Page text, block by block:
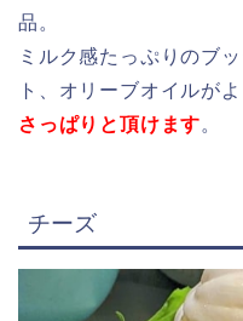
品。
ミルク感たっぷりのブ
ト、オリーブオイルが
さっぱりと頂けます。
チーズ